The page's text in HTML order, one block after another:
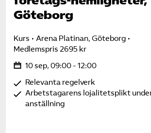
Göteborg
Kurs
Arena Platinan, Göteborg
Medlemspris 2695 kr
10 sep, 09:00 - 12:00
Relevanta regelverk
Arbetstagarens lojalitetsplikt
anställning